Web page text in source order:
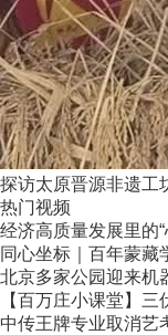
探访太原晋源非遗工
热门视频
经济高质量发展里的“
同心坐标｜百年蒙藏
北京多家公园迎来机
【百万庄小课堂】
中传王牌专业取消艺